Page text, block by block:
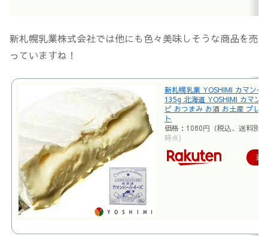
新札幌乳業株式会社では他にも色々美味しそうな商品を売
っていますね！
新札幌乳業 YOSHIMI カマンベ
135g 北海道 YOSHIMI カマン
ビ おつまみ お酒 お土産 プレ
ト
価格：1080円（税込、送料別)
時点)
楽